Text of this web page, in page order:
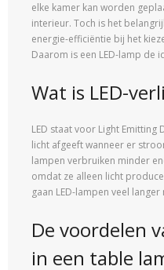
elke kamer kan worden
interieur. Toch is het
energie-efficiëntie bij het
Daarom is een LED-lamp de
Wat is LED-
LED staat voor Light
licht afgeeft wanneer er
lampen verbruiken minder
omdat ze alleen licht
gaan LED-lampen veel
De voordelen
in een table